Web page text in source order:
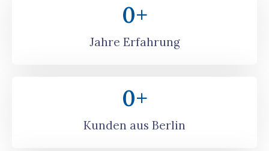
Jahre Erfahrung
0+
Kunden aus Berlin
0+